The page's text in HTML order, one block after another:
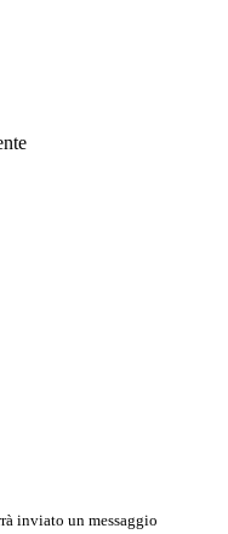
inviato un messaggio